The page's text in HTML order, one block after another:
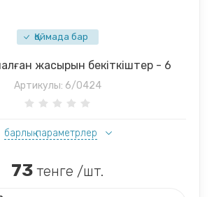
Қоймада бар
жасырын бекіткіштер - 6
Артикулы: 6/0424
барлық параметрлер
73 тенге /шт.